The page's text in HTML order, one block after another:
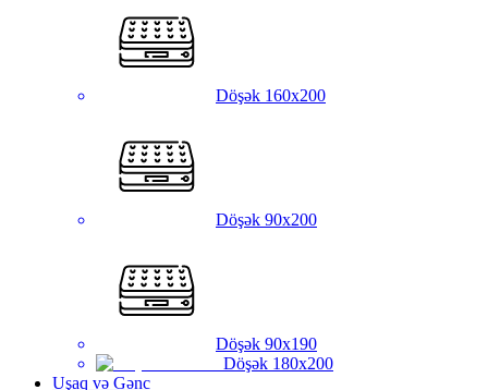
Döşək 160x200
Döşək 90x200
Döşək 90x190
Döşək 180x200
Uşaq və Gənc